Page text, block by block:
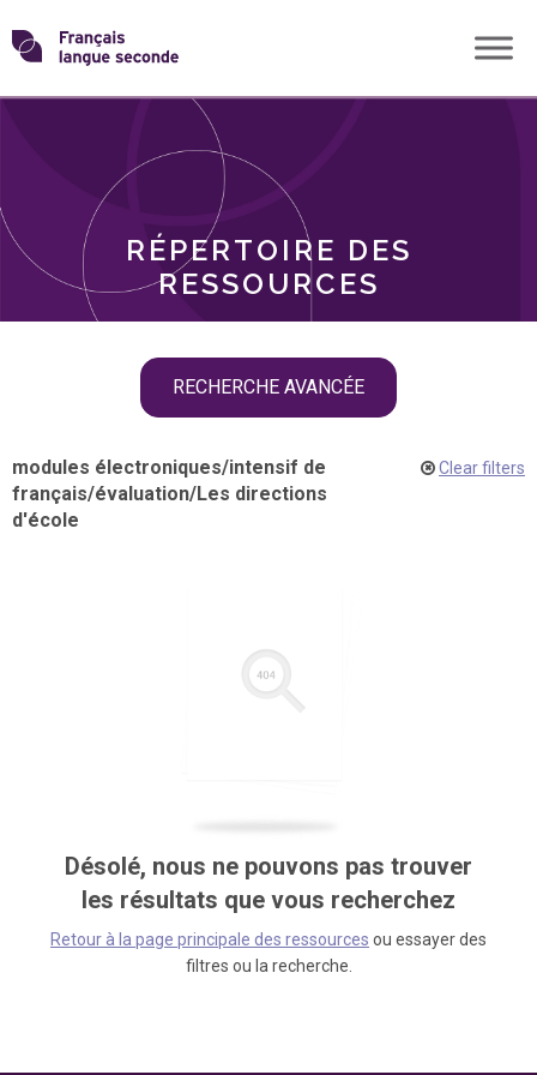
Skip
toTransformons
langue
RÉPERTOIRE DES
RESSOURCES
RECHERCHE AVANCÉE
THÈMES
modules électroniques/intensif de
français/évaluation/Les directions
d'école
Clear filters
Désolé, nous ne pouvons pas trouver
les résultats que vous recherchez
Retour à la page principale des ressources ou essayer des
filtres ou la recherche.